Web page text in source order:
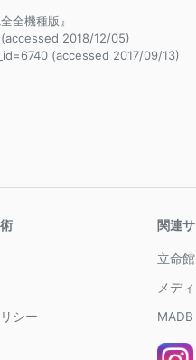
全機種版』
2018/12/05)
(accessed 2017/09/13)
シー
関連
立命
メデ